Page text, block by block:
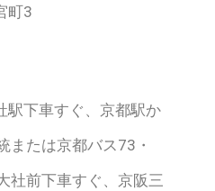
町3
駅下車すぐ、京都駅か
または京都バス73・
社前下車すぐ、京阪三